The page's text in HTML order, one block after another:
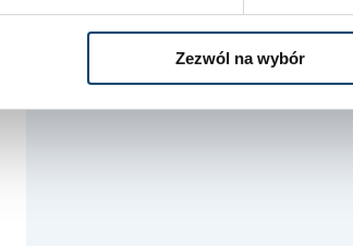
Zezwól na wybór